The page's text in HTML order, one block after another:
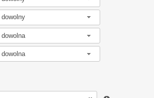
dowolny
dowolna
dowolna